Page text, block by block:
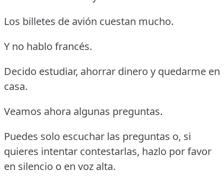
Los billetes de avión cuestan mucho.
Y no hablo francés.
Decido estudiar, ahorrar dinero y quedarme en
casa.
Veamos ahora algunas preguntas.
Puedes solo escuchar las preguntas o, si
quieres intentar contestarlas, hazlo por favor
en silencio o en voz alta.